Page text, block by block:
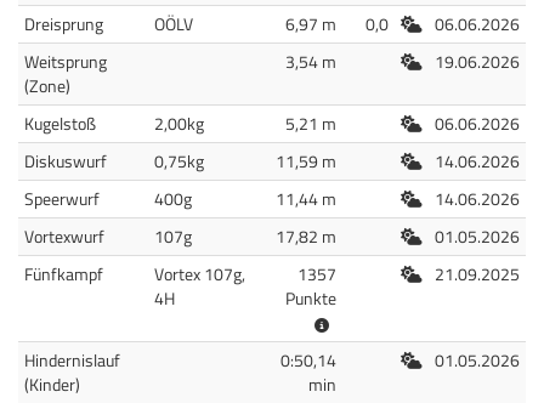
Dreisprung
OÖLV 6,97 m 0,0 Freiluft
06.06.2026
Weitsprung
(Zone)
3,54 m Freiluft
19.06.2026
Kugelstoß 2,00kg 5,21 m Freiluft
06.06.2026
Diskuswurf
0,75kg 11,59 m Freiluft
14.06.2026
Speerwurf
400g 11,44 m Freiluft
14.06.2026
Vortexwurf
107g 17,82 m Freiluft
01.05.2026
Fünfkampf
Vortex 107g,
4H
1357
Punkte
Freiluft
21.09.2025
Hindernislauf
(Kinder)
0:50,14
min
Freiluft
01.05.2026